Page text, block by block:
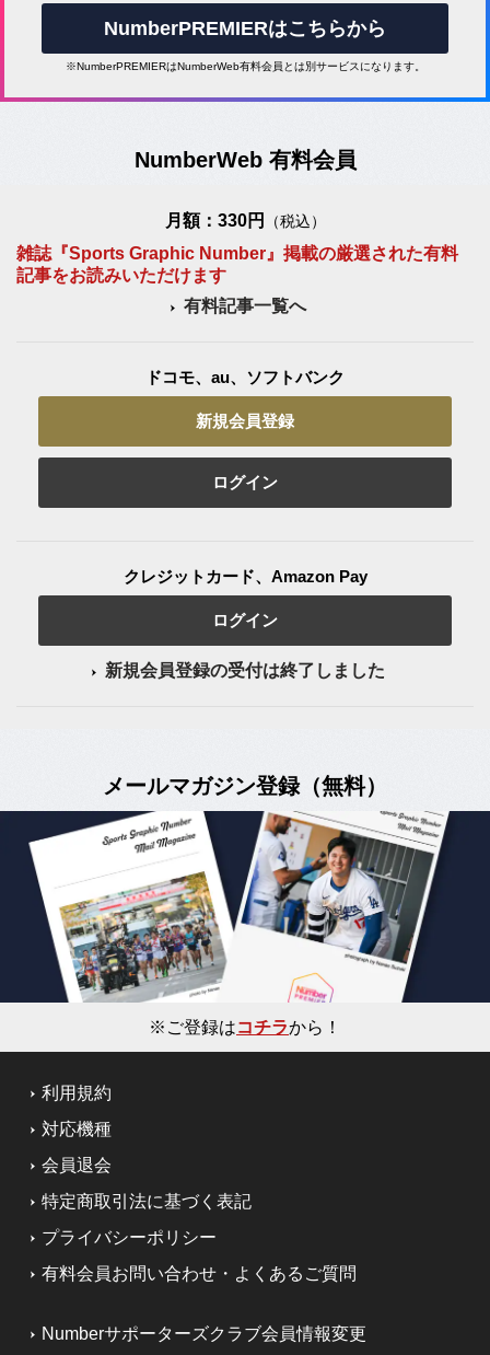
NumberPREMIERはこちらから
※NumberPREMIERはNumberWeb有料会員とは別サービスになります。
NumberWeb 有料会員
月額：330円 （税込）
雑誌『Sports Graphic Number』掲載の厳選された有料
記事をお読みいただけます
有料記事一覧へ
ドコモ、au、ソフトバンク
新規会員登録
ログイン
クレジットカード、Amazon Pay
ログイン
新規会員登録の受付は終了しました
メールマガジン登録（無料）
※ご登録はコチラから！
利用規約
対応機種
会員退会
特定商取引法に基づく表記
プライバシーポリシー
有料会員お問い合わせ・よくあるご質問
Numberサポーターズクラブ会員情報変更